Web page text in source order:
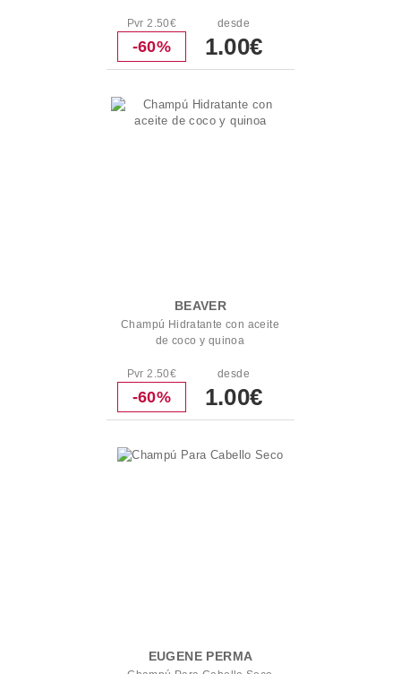
Pvr 2.50€
-60%
desde
1.00€
BEAVER
Champú Hidratante con aceite
de coco y quinoa
Pvr 2.50€
-60%
desde
1.00€
EUGENE PERMA